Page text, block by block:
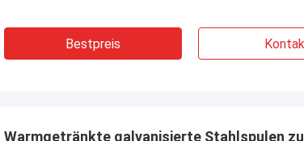
Bestpreis
Warmgetränkte galvanisierte Stahlspulen